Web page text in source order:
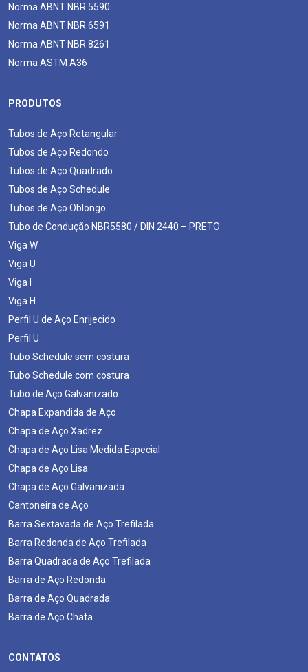
Norma ABNT NBR 5590
Norma ABNT NBR 6591
Norma ABNT NBR 8261
Norma ASTM A36
PRODUTOS
Tubos de Aço Retangular
Tubos de Aço Redondo
Tubos de Aço Quadrado
Tubos de Aço Schedule
Tubos de Aço Oblongo
Tubo de Condução NBR5580 / DIN 2440 – PRETO
Viga W
Viga U
Viga I
Viga H
Perfil U de Aço Enrijecido
Perfil U
Tubo Schedule sem costura
Tubo Schedule com costura
Tubo de Aço Galvanizado
Chapa Expandida de Aço
Chapa de Aço Xadrez
Chapa de Aço Lisa Medida Especial
Chapa de Aço Lisa
Chapa de Aço Galvanizada
Cantoneira de Aço
Barra Sextavada de Aço Trefilada
Barra Redonda de Aço Trefilada
Barra Quadrada de Aço Trefilada
Barra de Aço Redonda
Barra de Aço Quadrada
Barra de Aço Chata
CONTATOS